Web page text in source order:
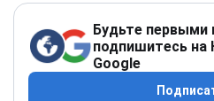
Будьте первыми
подпишитесь на
Google